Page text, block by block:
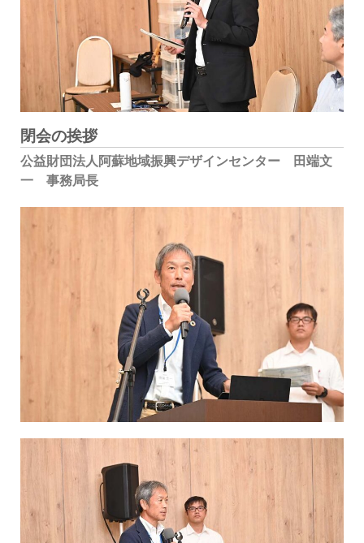
閉会の挨拶
公益財団法人阿蘇地域振興デザインセンター 田端文
一 事務局長